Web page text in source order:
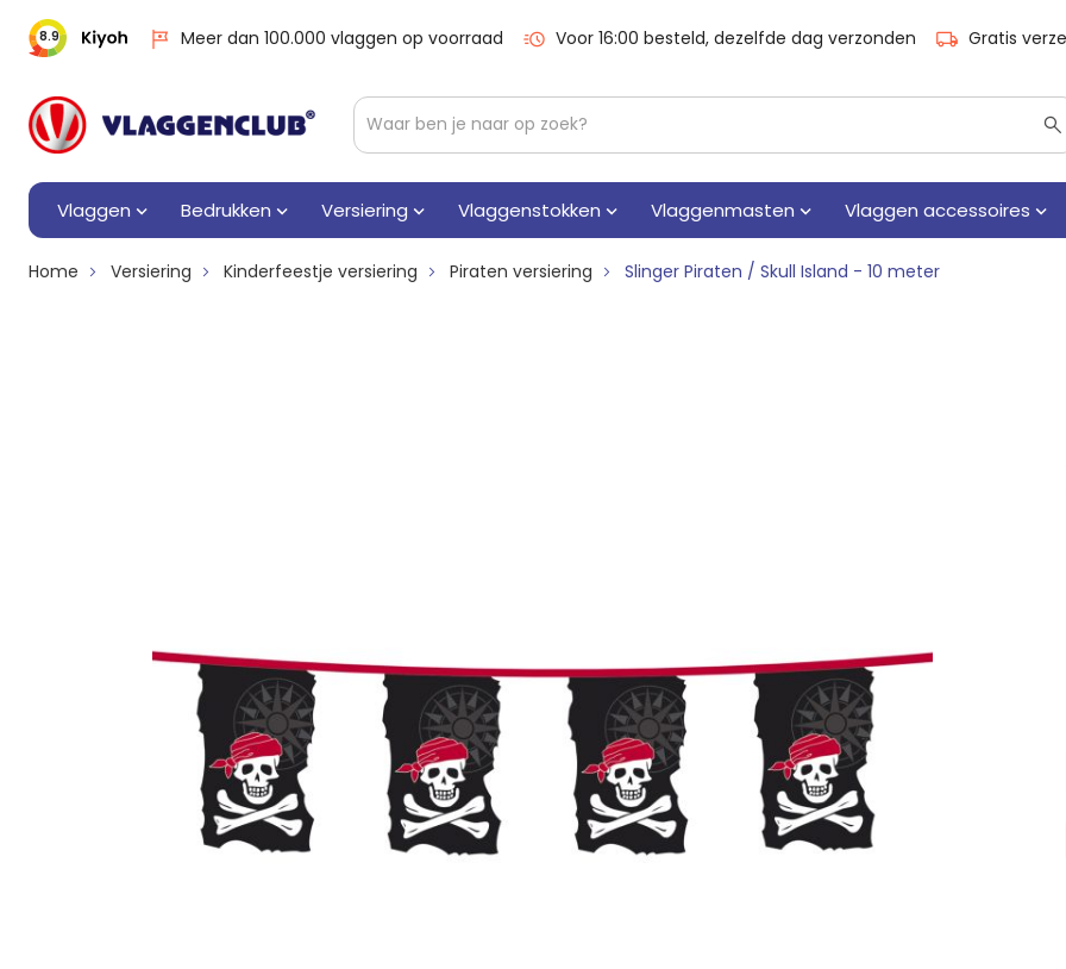
8.9 Meer dan 100.000 vlaggen op voorraad Voor 16:00 besteld, dezelfde dag verzonden Gratis
Vlaggen Bedrukken Versiering Vlaggenstokken Vlaggenmasten Vlaggen accessoires
Home Versiering Kinderfeestje versiering Piraten versiering Slinger Piraten / Skull Island - 10 meter